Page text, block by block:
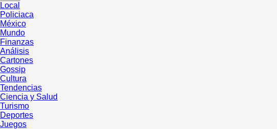
Local
Policiaca
México
Mundo
Finanzas
Análisis
Cartones
Gossip
Cultura
Tendencias
Ciencia y Salud
Turismo
Deportes
Juegos